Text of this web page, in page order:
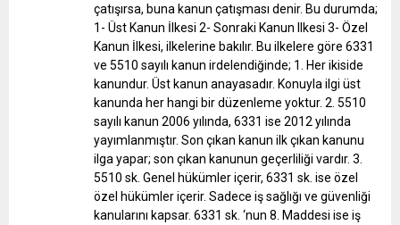
çatışırsa, buna kanun çatışması denir. Bu durumda;
1- Üst Kanun İlkesi 2- Sonraki Kanun Ilkesi 3- Özel
Kanun İlkesi, ilkelerine bakılır. Bu ilkelere göre 6331
ve 5510 sayılı kanun irdelendiğinde; 1. Her ikiside
kanundur. Üst kanun anayasadır. Konuyla ilgi üst
kanunda her hangi bir düzenleme yoktur. 2. 5510
sayılı kanun 2006 yılında, 6331 ise 2012 yılında
yayımlanmıştır. Son çıkan kanun ilk çıkan kanunu
ilga yapar; son çıkan kanunun geçerliliği vardır. 3.
5510 sk. Genel hükümler içerir, 6331 sk. ise özel
özel hükümler içerir. Sadece iş sağlığı ve güvenliği
kanularını kapsar. 6331 sk. ‘nun 8. Maddesi ise iş